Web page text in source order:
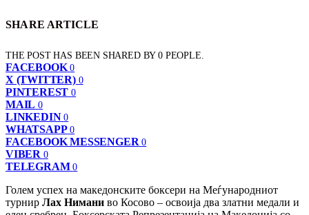
SHARE ARTICLE
THE POST HAS BEEN SHARED BY0 PEOPLE.
FACEBOOK 0
X (TWITTER) 0
PINTEREST 0
MAIL 0
LINKEDIN 0
WHATSAPP 0
FACEBOOK MESSENGER 0
VIBER 0
TELEGRAM 0
Голем успех на македонските боксери на Меѓународниот
турнир Лах Нимани во Косово – освоија два златни медали и